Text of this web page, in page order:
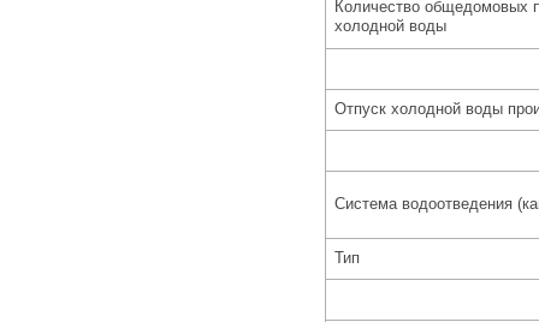
Количество общедомовых
холодной воды
Отпуск холодной воды
Система водоотведения
Тип